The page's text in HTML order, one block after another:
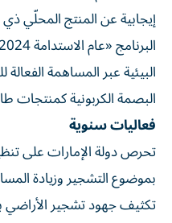
إيجابية عن المنتج المحلّي ذي
البيئية عبر المساهمة
البصمة الكربونية كمنتجات
فعاليات سنوية
تحرص دولة الإمارات على
بموضوع التشجير وزيادة
تكثيف جهود تشجير الأراضي